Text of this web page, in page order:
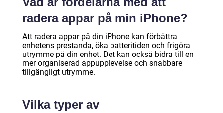
radera appar på min iPhone?
Att radera appar på din iPhone kan förbättra
enhetens prestanda, öka batteritiden och frigöra
utrymme på din enhet. Det kan också bidra till en
mer organiserad appupplevelse och snabbare
tillgängligt utrymme.
Vilka typer av